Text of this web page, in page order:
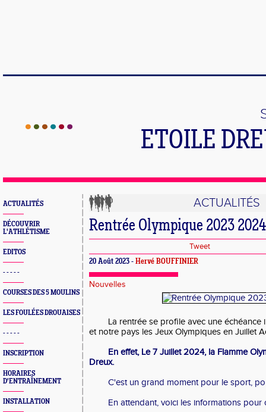
ETOILE
ACTUALITÉS
DÉCOUVRIR
L'ATHLÉTISME
EDITOS
- - - - -
COURSES DES 5 MOULINS
LES FOULÉES DROUAISES
- - - - -
INSCRIPTION
HORAIRES
D'ENTRAÎNEMENT
INSTALLATION
ACTUALITÉS
Rentrée Olympique 2023 2024
Tweet
20 Août 2023 - Hervé BOUFFINIER
Nouvelles
La rentrée se profile avec une
et notre pays les Jeux Olympiques en Juillet
En effet, Le 7 Juillet 2024, la Flamme
Dreux.
C'est un grand moment pour le sport,
En attendant, voici les informations pour